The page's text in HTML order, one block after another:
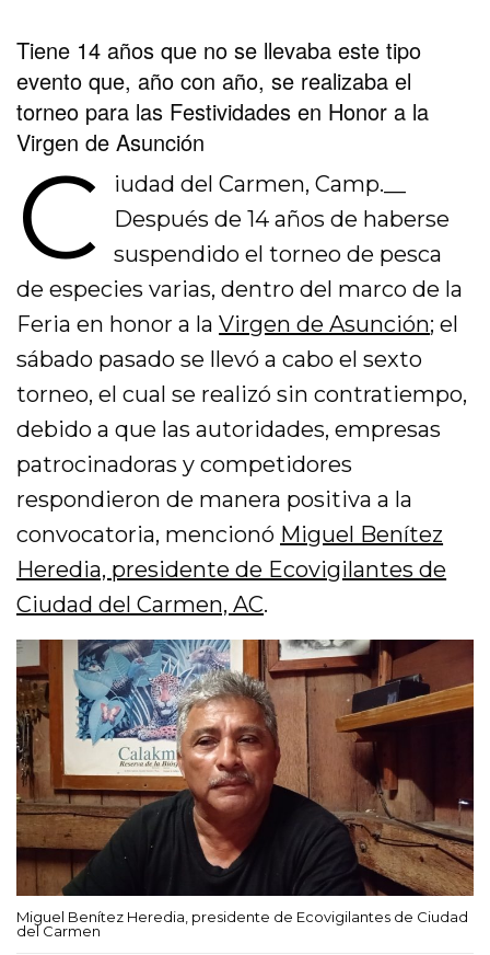
Tiene 14 años que no se llevaba este tipo
evento que, año con año, se realizaba el
torneo para las Festividades en Honor a la
Virgen de Asunción
C
iudad del Carmen, Camp.__
Después de 14 años de haberse
suspendido el torneo de pesca
de especies varias, dentro del marco de la
Feria en honor a laVirgen de Asunción; el
sábado pasado se llevó a cabo el sexto
torneo, el cual se realizó sin contratiempo,
debido a que las autoridades, empresas
patrocinadoras y competidores
respondieron de manera positiva a la
convocatoria, mencionó Miguel Benítez
Heredia, presidente de Ecovigilantes de
Ciudad del Carmen, AC.
Miguel Benítez Heredia, presidente de Ecovigilantes de Ciudad
del Carmen